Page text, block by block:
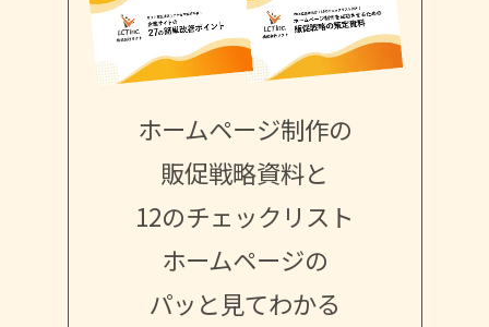
ホームページ制作の
販促戦略資料と
12のチェックリスト
ホームページの
パッと見てわかる